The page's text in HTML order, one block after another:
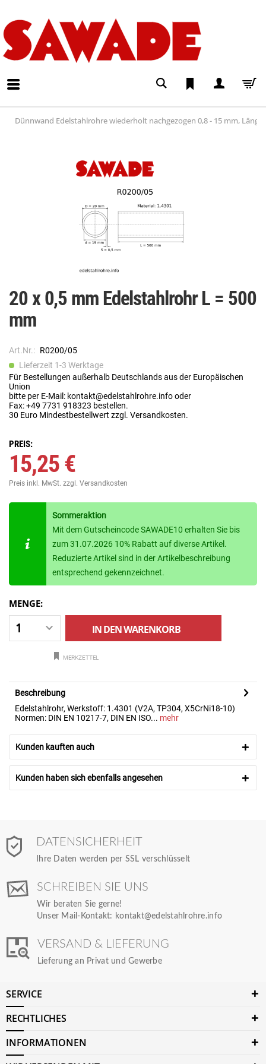
Dünnwand Edelstahlrohre wiederholt nachgezogen 0,8 - 15 mm, Länge
20 x 0,5 mm Edelstahlrohr L = 500
mm
Art.Nr.: R0200/05
Lieferzeit 1-3 Werktage
Für Bestellungen außerhalb Deutschlands aus der Europäischen
Union
bitte per E-Mail: kontakt@edelstahlrohre.info oder
Fax: +49 7731 918323 bestellen.
30 Euro Mindestbestellwert zzgl. Versandkosten.
PREIS:
15,25 €
Preis inkl. MwSt. zzgl. Versandkosten
Sommeraktion
Mit dem Gutscheincode SAWADE10 erhalten Sie bis
zum 31.07.2026 10% Rabatt auf diverse Artikel.
Reduzierte Artikel sind in der Artikelbeschreibung
entsprechend gekennzeichnet.
MENGE:
IN DENWARENKORB
MERKZETTEL
Beschreibung
Edelstahlrohr, Werkstoff: 1.4301 (V2A, TP304, X5CrNi18-10)
Normen: DIN EN 10217-7, DIN EN ISO... mehr
Kunden kauften auch
Kunden haben sich ebenfalls angesehen
DATENSICHERHEIT
Ihre Daten werden per SSL verschlüsselt
SCHREIBEN SIE UNS
Wir beraten Sie gerne!
Unser Mail-Kontakt: kontakt@edelstahlrohre.info
VERSAND & LIEFERUNG
Lieferung an Privat und Gewerbe
SERVICE
RECHTLICHES
INFORMATIONEN